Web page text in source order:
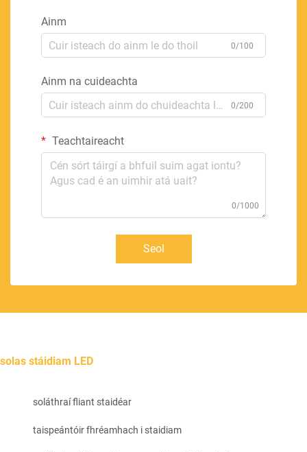
Ainm
0/100
Ainm na cuideachta
0/200
Teachtaireacht
0/1000
Seol
solas stáidiam LED
soláthraí fliant staidéar
taispeántóir fhréamhach i staidiam